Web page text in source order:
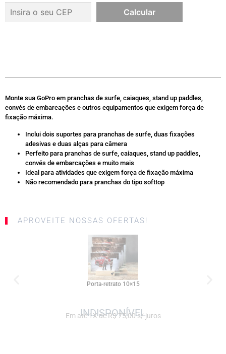
Monte sua GoPro em pranchas de surfe, caiaques, stand up paddles,
convés de embarcações e outros equipamentos que exigem força de
fixação máxima.
Inclui dois suportes para pranchas de surfe, duas fixações
adesivas e duas alças para câmera
Perfeito para pranchas de surfe, caiaques, stand up paddles,
convés de embarcações e muito mais
Ideal para atividades que exigem força de fixação máxima
Não recomendado para pranchas do tipo softtop
APROVEITE NOSSAS OFERTAS!
Porta-retrato 10×15
Em até 1X de R$ 75,00 s/ juros